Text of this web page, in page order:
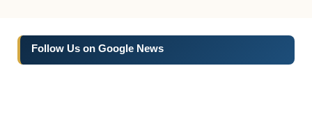
Follow Us on Google News